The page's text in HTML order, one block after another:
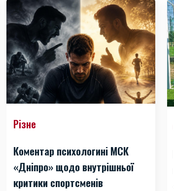
Різне
Коментар психологині МСК
«Дніпро» щодо внутрішньої
критики спортсменів